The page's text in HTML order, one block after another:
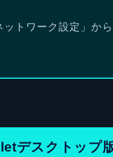
ットワーク設定」か
デスクトップ